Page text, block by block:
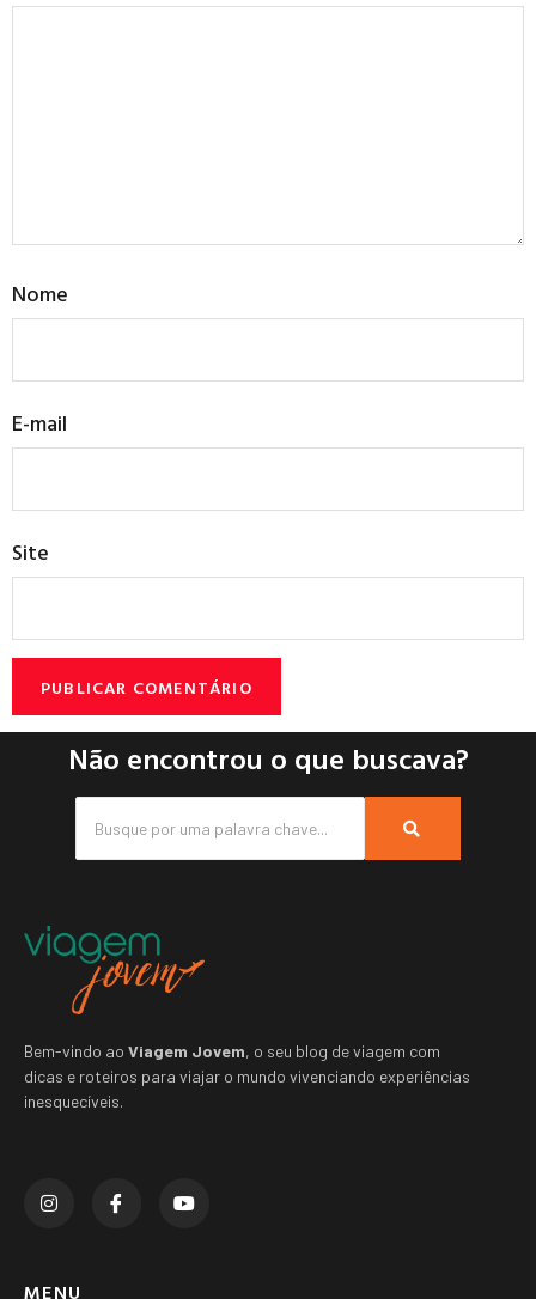
Nome
E-mail
Site
Não encontrou o que buscava?
Bem-vindo ao Viagem Jovem, o seu blog de viagem com
dicas e roteiros para viajar o mundo vivenciando experiências
inesquecíveis.
MENU